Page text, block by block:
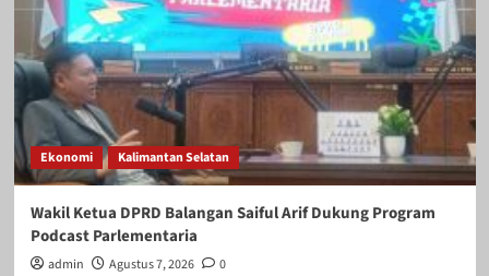
Ekonomi Kalimantan Selatan
Wakil Ketua DPRD Balangan Saiful Arif Dukung Program
Podcast Parlementaria
admin Agustus 7, 2026 0